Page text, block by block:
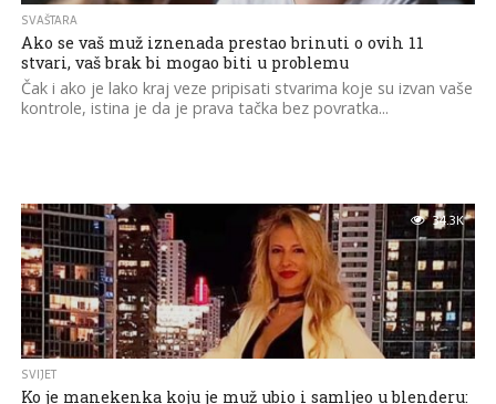
SVAŠTARA
Ako se vaš muž iznenada prestao brinuti o ovih 11
stvari, vaš brak bi mogao biti u problemu
Čak i ako je lako kraj veze pripisati stvarima koje su izvan vaše
kontrole, istina je da je prava tačka bez povratka...
34.3K
SVIJET
Ko je manekenka koju je muž ubio i samljeo u blenderu: